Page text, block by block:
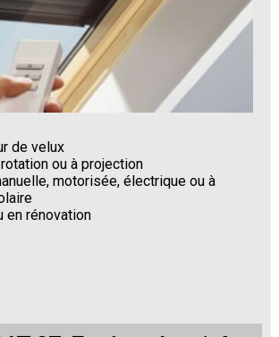
de velux
ou à projection
motorisée, électrique ou à
en rénovation